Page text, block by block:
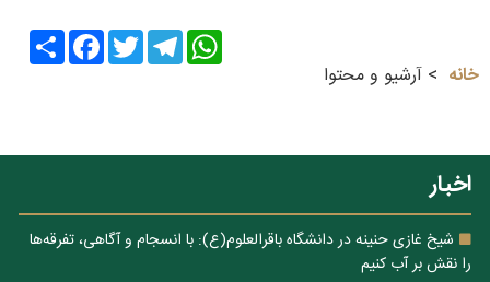
Share
FacebookTwitter
Telegram
WhatsApp
خانه
آرشیو و محتوا
اخبار
شیخ غازی حنینه در دانشگاه باقرالعلوم(ع): با انسجام و آگاهی، تفرقه‌ها
را نقش بر آب کنیم